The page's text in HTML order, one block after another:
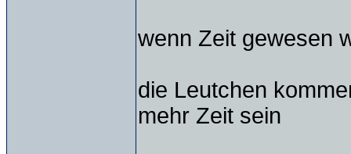
wenn Zeit gewesen
die Leutchen
mehr Zeit sein